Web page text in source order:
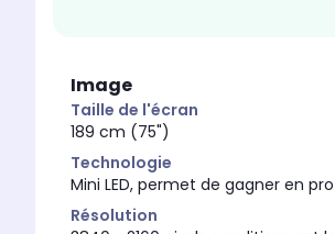
Image
Taille de l'écran
189 cm (75")
Technologie
Mini LED, permet de gagner en
Résolution